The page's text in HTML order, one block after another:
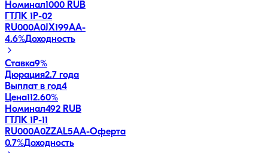
Номинал1000 RUB
ГТЛК 1P-02
RU000A0JX199AA-
4.6%Доходность
Ставка9%
Дюрация2.7 года
Выплат в год4
Цена112.60%
Номинал492 RUB
ГТЛК 1P-11
RU000A0ZZAL5AA-Оферта
0.7%Доходность